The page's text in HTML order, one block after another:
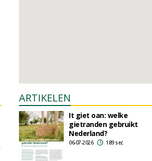
ARTIKELEN
It giet oan: welke
gietranden gebruikt
Nederland?
06-07-2026 189 sec